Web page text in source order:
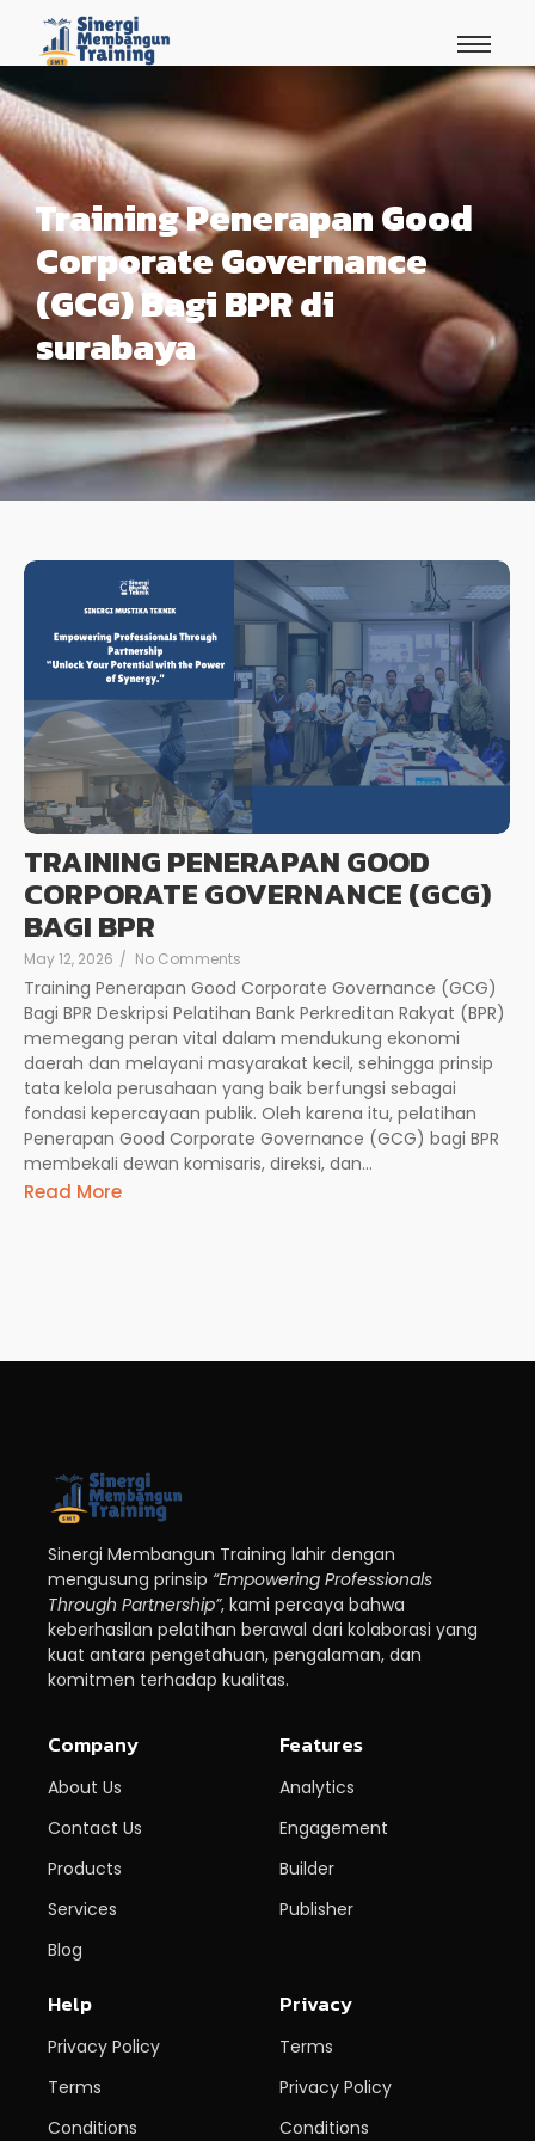
Training Penerapan Good
Corporate Governance
(GCG) Bagi BPR di
surabaya
TRAINING PENERAPAN GOOD
CORPORATE GOVERNANCE (GCG)
BAGI BPR
May 12, 2026 / No Comments
Training Penerapan Good Corporate Governance (GCG)
Bagi BPR Deskripsi Pelatihan Bank Perkreditan Rakyat (BPR)
memegang peran vital dalam mendukung ekonomi
daerah dan melayani masyarakat kecil, sehingga prinsip
tata kelola perusahaan yang baik berfungsi sebagai
fondasi kepercayaan publik. Oleh karena itu, pelatihan
Penerapan Good Corporate Governance (GCG) bagi BPR
membekali dewan komisaris, direksi, dan...
Read More
Sinergi Membangun Training lahir dengan
mengusung prinsip “Empowering Professionals
Through Partnership”, kami percaya bahwa
keberhasilan pelatihan berawal dari kolaborasi yang
kuat antara pengetahuan, pengalaman, dan
komitmen terhadap kualitas.
Company
About Us
Contact Us
Products
Services
Blog
Features
Analytics
Engagement
Builder
Publisher
Help
Privacy Policy
Terms
Conditions
Privacy
Terms
Privacy Policy
Conditions